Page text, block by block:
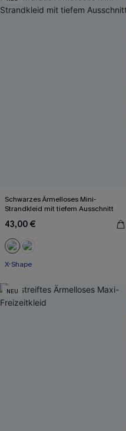
Schwarzes Ärmelloses Mini-
Strandkleid mit tiefem Ausschnitt
43,00 €
X-Shape
NEU